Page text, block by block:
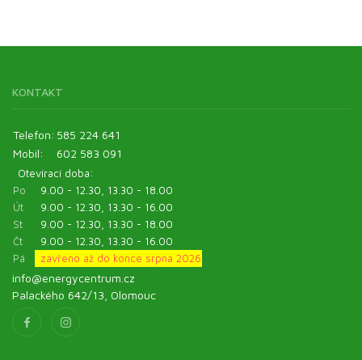
KONTAKT
Telefon: 585 224 641
Mobil:
602 583 091
Otevírací doba:
Po
9.00 - 12.30, 13.30 - 18.00
Út
9.00 - 12.30, 13.30 - 16.00
St
9.00 - 12.30, 13.30 - 18.00
Čt
9.00 - 12.30, 13.30 - 16.00
Pá
zavřeno až do konce srpna 2026
info@energycentrum.cz
Palackého 642/13, Olomouc